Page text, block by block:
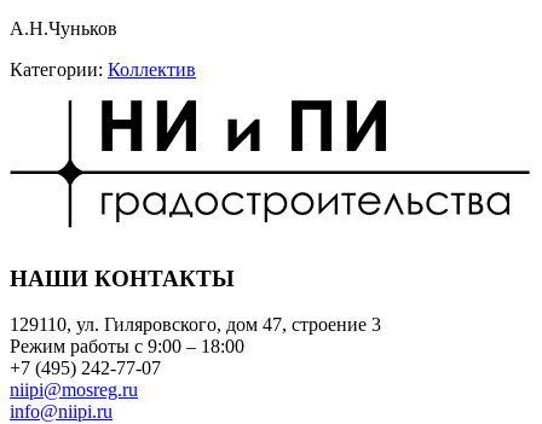
А.Н.Чуньков
Категории: Коллектив
НАШИ КОНТАКТЫ
129110, ул. Гиляровского, дом 47, строение 3
Режим работы с 9:00 – 18:00
+7 (495) 242-77-07
niipi@mosreg.ru
info@niipi.ru